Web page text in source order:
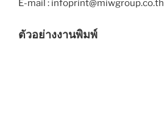
E-mail : infoprint@miwgroup.co.th
ตัวอย่างงานพิมพ์